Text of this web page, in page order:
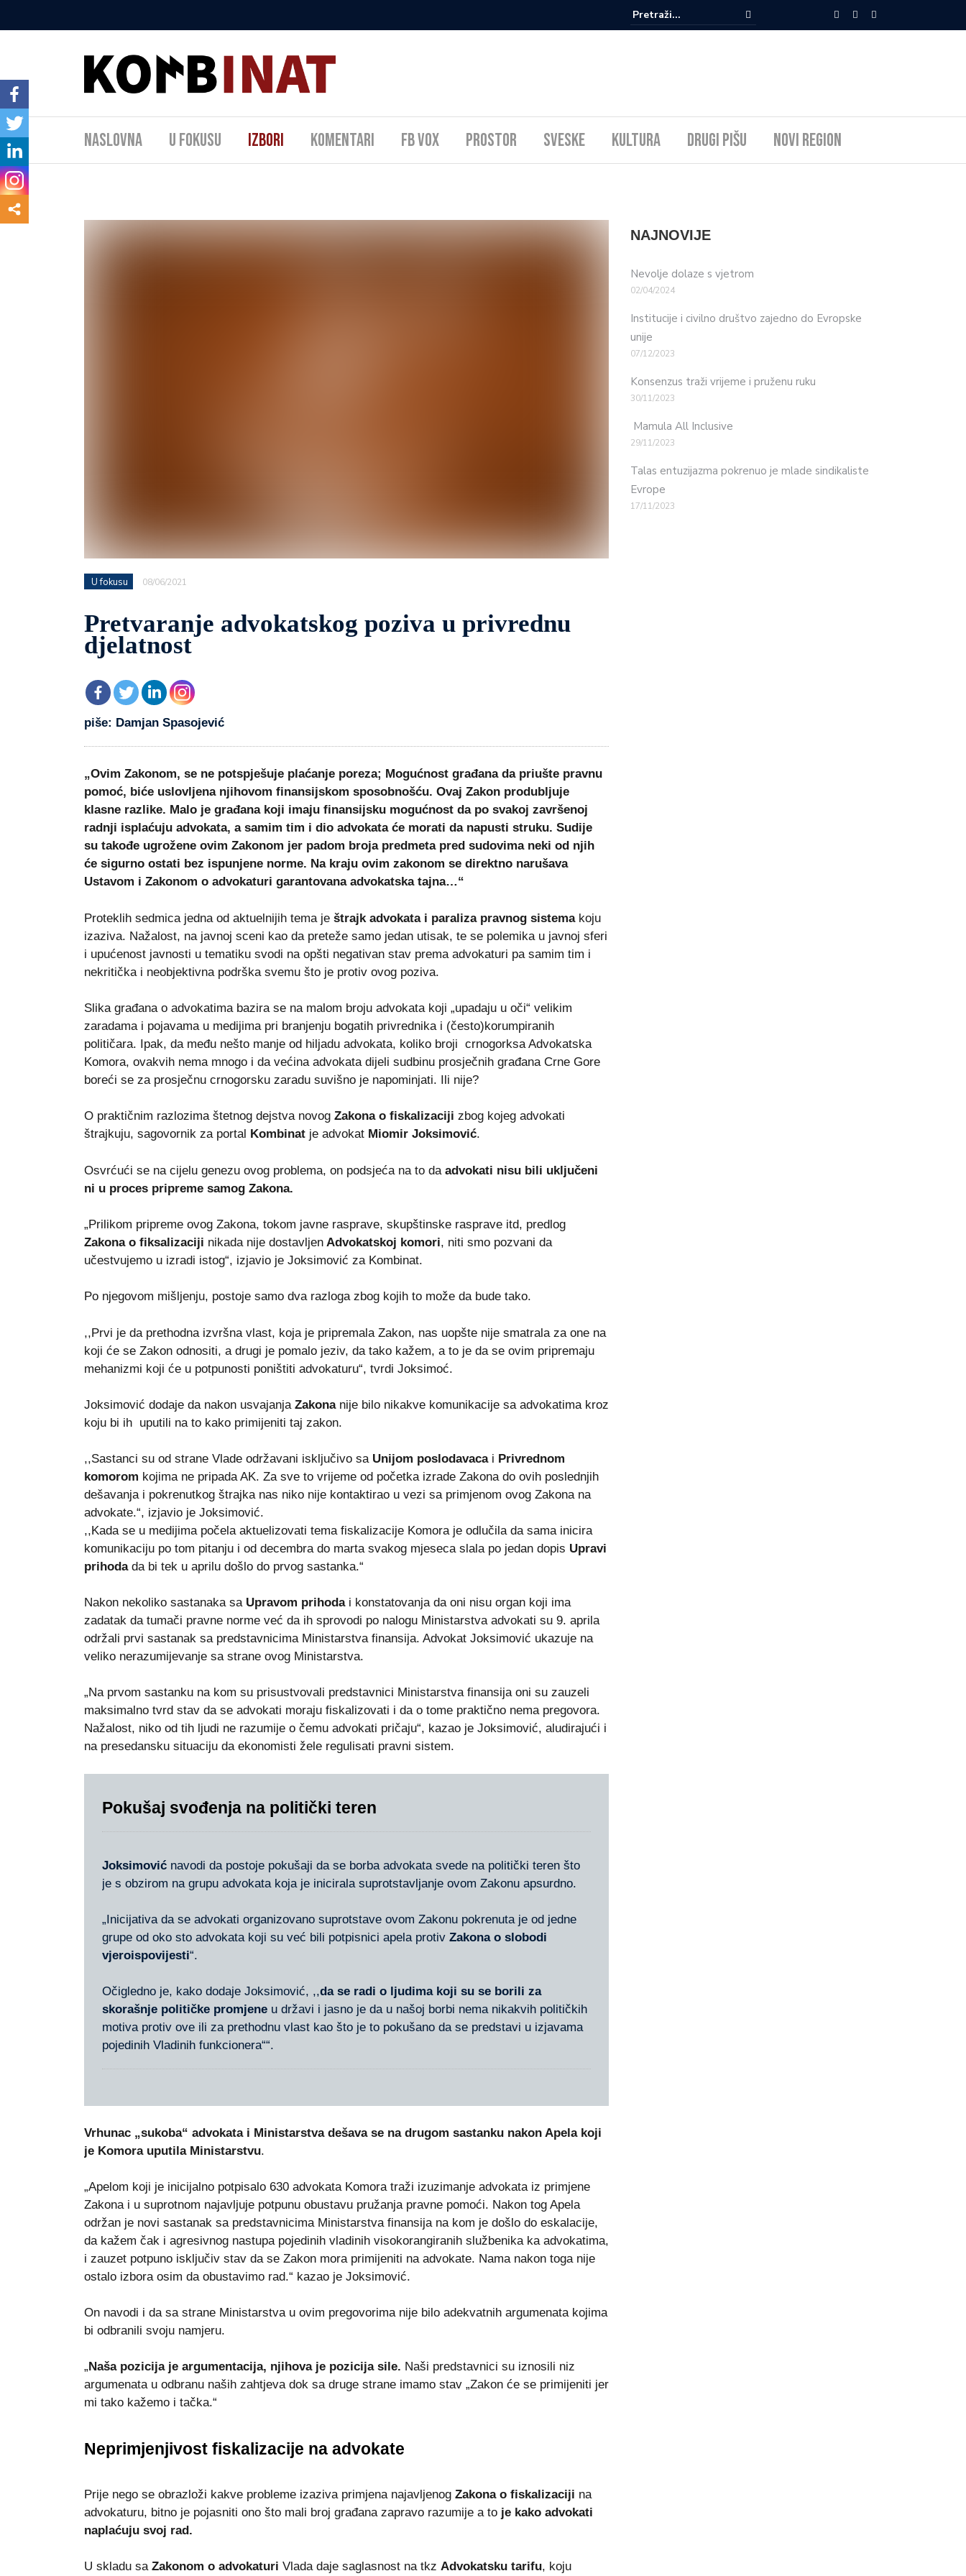
Naslovna U fokusu Izbori Komentari FB Vox Prostor Sveske Kultura Drugi pišu Novi Region
U fokusu 08/06/2021
Pretvaranje advokatskog poziva u privrednu
djelatnost
piše: Damjan Spasojević
„Ovim Zakonom, se ne potspješuje plaćanje poreza; Mogućnost građana da priušte pravnu
pomoć, biće uslovljena njihovom finansijskom sposobnošću. Ovaj Zakon produbljuje
klasne razlike. Malo je građana koji imaju finansijsku mogućnost da po svakoj završenoj
radnji isplaćuju advokata, a samim tim i dio advokata će morati da napusti struku. Sudije
su takođe ugrožene ovim Zakonom jer padom broja predmeta pred sudovima neki od njih
će sigurno ostati bez ispunjene norme. Na kraju ovim zakonom se direktno narušava
Ustavom i Zakonom o advokaturi garantovana advokatska tajna…“
Proteklih sedmica jedna od aktuelnijih tema je štrajk advokata i paraliza pravnog sistemakoju
izaziva. Nažalost, na javnoj sceni kao da preteže samo jedan utisak, te se polemika u javnoj sferi
i upućenost javnosti u tematiku svodi na opšti negativan stav prema advokaturi pa samim tim i
nekritička i neobjektivna podrška svemu što je protiv ovog poziva.
Slika građana o advokatima bazira se na malom broju advokata koji „upadaju u oči“ velikim
zaradama i pojavama u medijima pri branjenju bogatih privrednika i (često)korumpiranih
političara. Ipak, da među nešto manje od hiljadu advokata, koliko broji crnogorksa Advokatska
Komora, ovakvih nema mnogo i da većina advokata dijeli sudbinu prosječnih građana Crne Gore
boreći se za prosječnu crnogorsku zaradu suvišno je napominjati. Ili nije?
O praktičnim razlozima štetnog dejstva novog Zakona o fiskalizaciji zbog kojeg advokati
štrajkuju, sagovornik za portal Kombinat je advokat Miomir Joksimović.
Osvrćući se na cijelu genezu ovog problema, on podsjeća na to da advokati nisu bili uključeni
ni u proces pripreme samog Zakona.
„Prilikom pripreme ovog Zakona, tokom javne rasprave, skupštinske rasprave itd, predlog
Zakona o fiksalizaciji nikada nije dostavljen Advokatskoj komori, niti smo pozvani da
učestvujemo u izradi istog“, izjavio je Joksimović za Kombinat.
Po njegovom mišljenju, postoje samo dva razloga zbog kojih to može da bude tako.
,,Prvi je da prethodna izvršna vlast, koja je pripremala Zakon, nas uopšte nije smatrala za one na
koji će se Zakon odnositi, a drugi je pomalo jeziv, da tako kažem, a to je da se ovim pripremaju
mehanizmi koji će u potpunosti poništiti advokaturu“, tvrdi Joksimoć.
Joksimović dodaje da nakon usvajanja Zakonanije bilo nikakve komunikacije sa advokatima kroz
koju bi ih uputili na to kako primijeniti taj zakon.
,,Sastanci su od strane Vlade održavani isključivo sa Unijom poslodavacai Privrednom
komorom kojima ne pripada AK. Za sve to vrijeme od početka izrade Zakona do ovih poslednjih
dešavanja i pokrenutkog štrajka nas niko nije kontaktirao u vezi sa primjenom ovog Zakona na
advokate.“, izjavio je Joksimović.
,,Kada se u medijima počela aktuelizovati tema fiskalizacije Komora je odlučila da sama inicira
komunikaciju po tom pitanju i od decembra do marta svakog mjeseca slala po jedan dopis Upravi
prihodada bi tek u aprilu došlo do prvog sastanka.“
Nakon nekoliko sastanaka sa Upravom prihodai konstatovanja da oni nisu organ koji ima
zadatak da tumači pravne norme već da ih sprovodi po nalogu Ministarstva advokati su 9. aprila
održali prvi sastanak sa predstavnicima Ministarstva finansija. Advokat Joksimović ukazuje na
veliko nerazumijevanje sa strane ovog Ministarstva.
„Na prvom sastanku na kom su prisustvovali predstavnici Ministarstva finansija oni su zauzeli
maksimalno tvrd stav da se advokati moraju fiskalizovati i da o tome praktično nema pregovora.
Nažalost, niko od tih ljudi ne razumije o čemu advokati pričaju“, kazao je Joksimović, aludirajući i
na presedansku situaciju da ekonomisti žele regulisati pravni sistem.
Pokušaj svođenja na politički teren
Joksimović navodi da postoje pokušaji da se borba advokata svede na politički teren što
je s obzirom na grupu advokata koja je inicirala suprotstavljanje ovom Zakonu apsurdno.
„Inicijativa da se advokati organizovano suprotstave ovom Zakonu pokrenuta je od jedne
grupe od oko sto advokata koji su već bili potpisnici apela protiv Zakona o slobodi
vjeroispovijesti“.
Očigledno je, kako dodaje Joksimović, ,,da se radi o ljudima koji su se borili za
skorašnje političke promjene u državi i jasno je da u našoj borbi nema nikakvih političkih
motiva protiv ove ili za prethodnu vlast kao što je to pokušano da se predstavi u izjavama
pojedinih Vladinih funkcionera““.
Vrhunac „sukoba“ advokata i Ministarstva dešava se na drugom sastanku nakon Apela koji
je Komora uputila Ministarstvu.
„Apelom koji je inicijalno potpisalo 630 advokata Komora traži izuzimanje advokata iz primjene
Zakona i u suprotnom najavljuje potpunu obustavu pružanja pravne pomoći. Nakon tog Apela
održan je novi sastanak sa predstavnicima Ministarstva finansija na kom je došlo do eskalacije,
da kažem čak i agresivnog nastupa pojedinih vladinih visokorangiranih službenika ka advokatima,
i zauzet potpuno isključiv stav da se Zakon mora primijeniti na advokate. Nama nakon toga nije
ostalo izbora osim da obustavimo rad.“ kazao je Joksimović.
On navodi i da sa strane Ministarstva u ovim pregovorima nije bilo adekvatnih argumenata kojima
bi odbranili svoju namjeru.
„Naša pozicija je argumentacija, njihova je pozicija sile. Naši predstavnici su iznosili niz
argumenata u odbranu naših zahtjeva dok sa druge strane imamo stav „Zakon će se primijeniti jer
mi tako kažemo i tačka.“
Neprimjenjivost fiskalizacije na advokate
Prije nego se obrazloži kakve probleme izaziva primjena najavljenog Zakona o fiskalizaciji na
advokaturu, bitno je pojasniti ono što mali broj građana zapravo razumije a to je kako advokati
naplaćuju svoj rad.
U skladu sa Zakonom o advokaturi Vlada daje saglasnost na tkz Advokatsku tarifu, koju
NAJNOVIJE
Nevolje dolaze s vjetrom
02/04/2024
Institucije i civilno društvo zajedno do Evropske
unije
07/12/2023
Konsenzus traži vrijeme i pruženu ruku
30/11/2023
Mamula All Inclusive
29/11/2023
Talas entuzijazma pokrenuo je mlade sindikaliste
Evrope
17/11/2023